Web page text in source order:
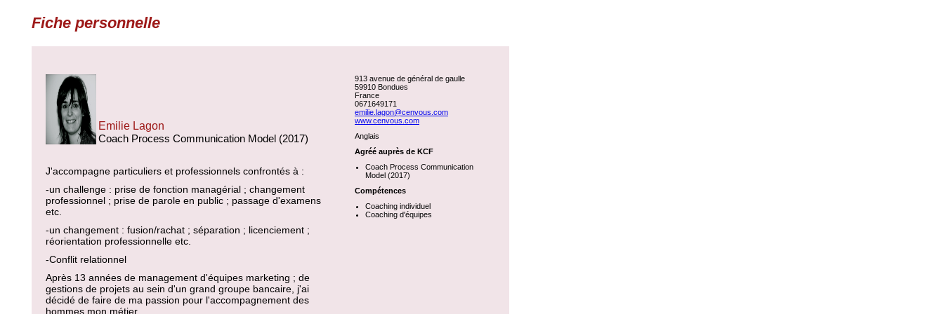
Fiche personnelle
Emilie Lagon
Coach Process Communication Model (2017)
J'accompagne particuliers et professionnels confrontés à :
-un challenge : prise de fonction managérial ; changement
professionnel ; prise de parole en public ; passage d'examens
etc.
-un changement : fusion/rachat ; séparation ; licenciement ;
réorientation professionnelle etc.
-Conflit relationnel
Après 13 années de management d'équipes marketing ; de
gestions de projets au sein d'un grand groupe bancaire, j'ai
décidé de faire de ma passion pour l'accompagnement des
hommes mon métier.
913 avenue de général de gaulle
59910 Bondues
France
0671649171
emilie.lagon@cenvous.com
www.cenvous.com
Anglais
Agréé auprès de KCF
Coach Process Communication
Model (2017)
Compétences
Coaching individuel
Coaching d'équipes